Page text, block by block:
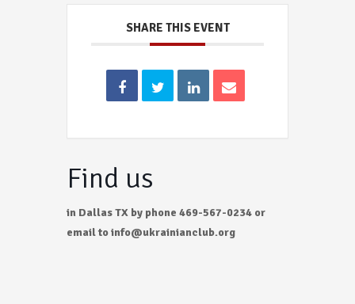
SHARE THIS EVENT
Find us
in Dallas TX by phone 469-567-0234 or
email to info@ukrainianclub.org